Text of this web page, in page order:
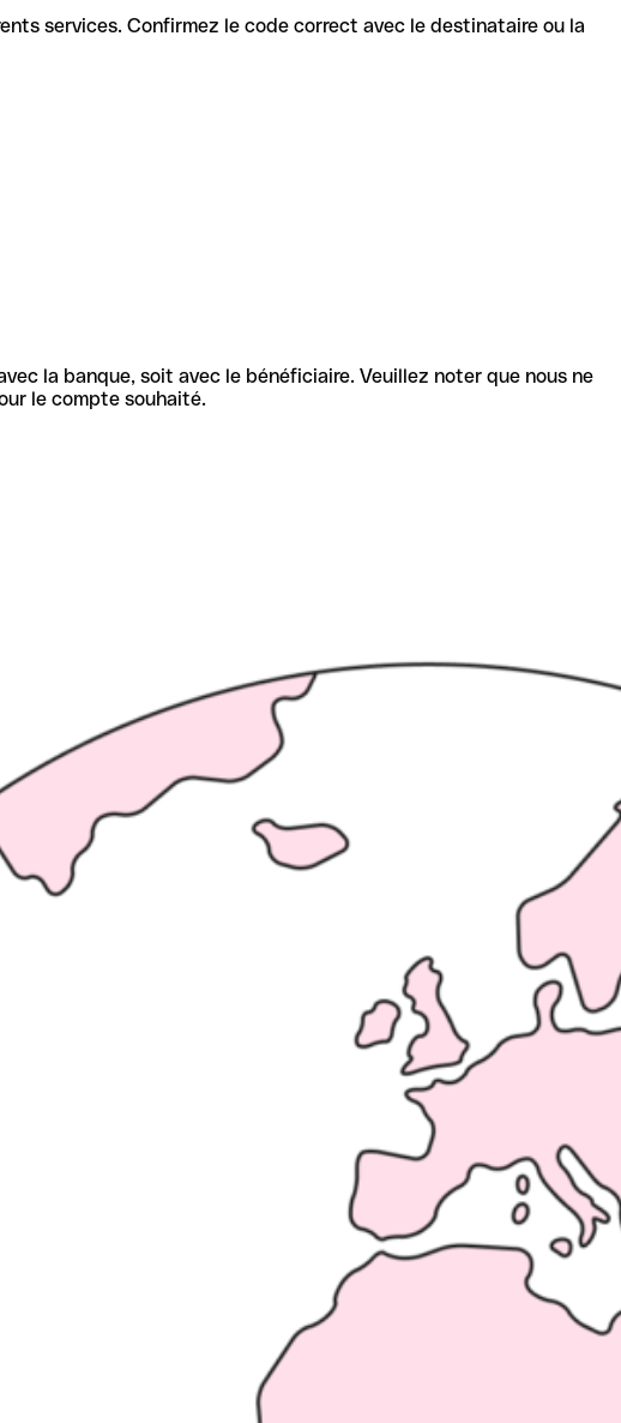
services. Confirmez le code correct avec le destinataire ou la
la banque, soit avec le bénéficiaire. Veuillez noter que nous ne
le compte souhaité.